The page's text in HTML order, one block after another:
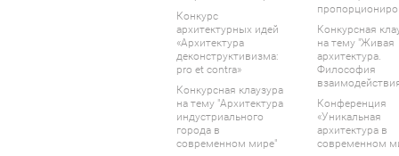
Конкурс
архитектурных идей
«Архитектура
деконструктивизма:
pro et contra»
Конкурсная клаузура
на тему "Архитектура
индустриального
города в
современном мире"
Конкурсная
на тему "Живая
архитектура.
Философия
Конференция
«Уникальная
архитектура в
современном